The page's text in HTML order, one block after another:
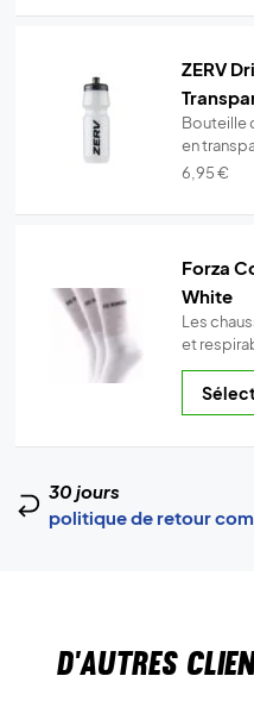
ZERV
Bouteille
en
Info
6,95€
Forza
White
Les
et
30 jours
politique de retour
D'AUTRES